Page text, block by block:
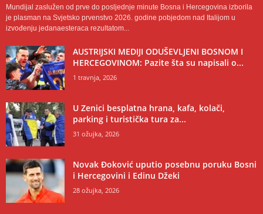
Mundijal zaslužen od prve do posljednje minute Bosna i Hercegovina izborila
je plasman na Svjetsko prvenstvo 2026. godine pobjedom nad Italijom u
izvođenju jedanaesteraca rezultatom...
AUSTRIJSKI MEDIJI ODUŠEVLJENI BOSNOM I
HERCEGOVINOM: Pazite šta su napisali o...
1 travnja, 2026
U Zenici besplatna hrana, kafa, kolači,
parking i turistička tura za...
31 ožujka, 2026
Novak Đoković uputio posebnu poruku Bosni
i Hercegovini i Edinu Džeki
28 ožujka, 2026